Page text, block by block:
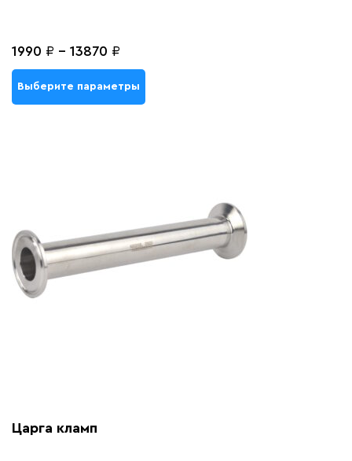
1990 ₽ - 13870 ₽
Выберите параметры
Царга кламп